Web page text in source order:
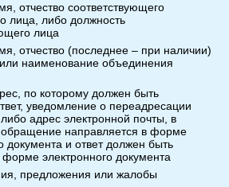
отчество соответствующего
лица, либо должность
лица
отчество (последнее – при наличии)
наименование объединения
по которому должен быть
уведомление о переадресации
адрес электронной почты, в
обращение направляется в форме
документа и ответ должен быть
электронного документа
предложения или жалобы